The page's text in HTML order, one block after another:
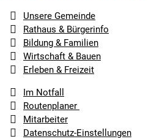
Unsere Gemeinde
Rathaus & Bürgerinfo
Bildung & Familien
Wirtschaft & Bauen
Erleben & Freizeit
Im Notfall
Routenplaner
Mitarbeiter
Datenschutz-Einstellungen